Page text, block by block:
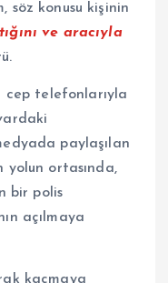
söz konusu kişinin
ve aracıyla
cep telefonlarıyla
paylaşılan
yolun ortasında,
bir polis
açılmaya
kaçmaya